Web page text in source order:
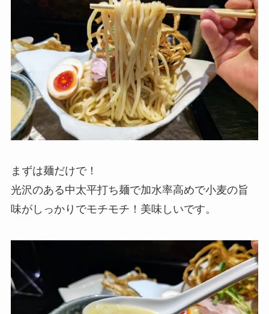
まずは麺だけで！
光沢のある中太平打ち麺で加水率高めで小麦の旨
味がしっかりでモチモチ！美味しいです。